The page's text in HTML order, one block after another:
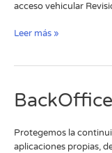
acceso vehicular​
Leer más »
Protegemos la
aplicaciones propias,
BackOffice
&